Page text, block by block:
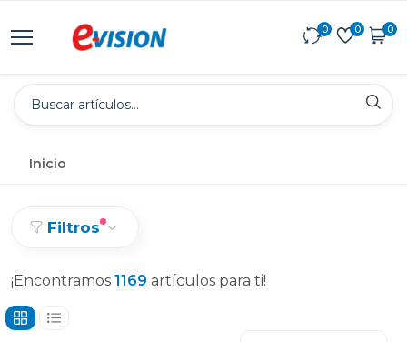
0 0 0
Inicio
Filtros
¡Encontramos 1169 artículos para ti!